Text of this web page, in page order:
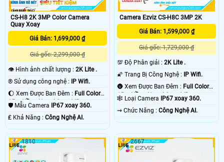
CS-H8 2K 3MP Color Camera
Quay Xoay
Giá Bán: 1,699,000 ₫
Giá gốc: 2,299,000 ₫
👁 Hình ảnh chất lượng : 2K Lite .
®️ Sử dụng công nghệ :
IP Wifi.
🌔 Xem Được Ban Đêm : Full Color
15m Hồng Ngoại Smart IR.
🛡 Mẫu Camera
IP67 xoay 360.
️₤ Khả Năng : Công Nghệ AI.
Camera Ezviz CS-H8C 3MP 2K
Giá Bán: 1,599,000 ₫
Giá gốc: 1,729,000 ₫
💯 Độ Phân giải :2K Lite .
🌠 Trang Bị Công Nghệ :
IP Wifi.
🌚 Xem Được Ban Đêm : Full Color
15m Hồng Ngoại Smart IR.
🕸️ Loại Camera
IP67 xoay 360.
️⇝ Chức Năng :Công Nghệ AI.
1810 2667